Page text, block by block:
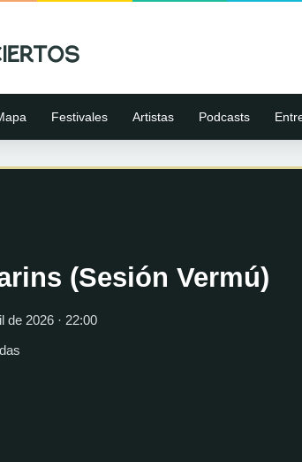
Festivales Artistas Podcasts
(Sesión Vermú)
de 2026 · 22:00